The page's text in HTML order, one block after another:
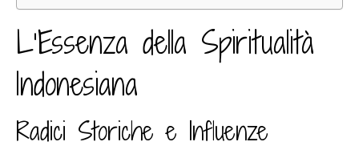
L’Essenza della Spiritualità
Indonesiana
Radici Storiche e Influenze